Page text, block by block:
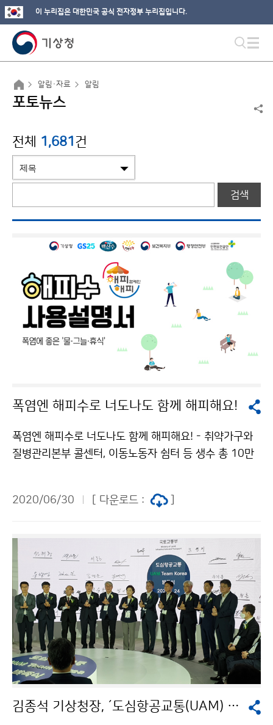
이 누리집은 대한민국 공식 전자정부 누리집입니다.
알림·자료 알림
포토뉴스
전체 1,681건
검색
폭염엔 해피수로 너도나도 함께 해피해요!
폭염엔 해피수로 너도나도 함께 해피해요! - 취약가구와
질병관리본부 콜센터, 이동노동자 쉼터 등 생수 총 10만
일(수)부터 8월 31일(월)까지 폭염피해 예방을 위한 ‘20
좋은 「물, 그늘, 휴식」’으로, △폭염 피해예방 행동요령 확
산 △온열질환 취약계층*을 위한 생수 나눔 △물 마시기
습관을 위한 챌린지 등으로 구성되었습니다.* 노인, 영유
아, 장애인, 주거 취약계층, 산업현장 근로자 등※ 자세한
내용은 기상청 블로그(https://m.blog.naver.com/km
a_131/222017646476)를 참고바랍니다.
2020/06/30 [ 다운로드 :
김종석 기상청장, ´도심항공교통(UAM) 팀 코리아 발족식´ 참석